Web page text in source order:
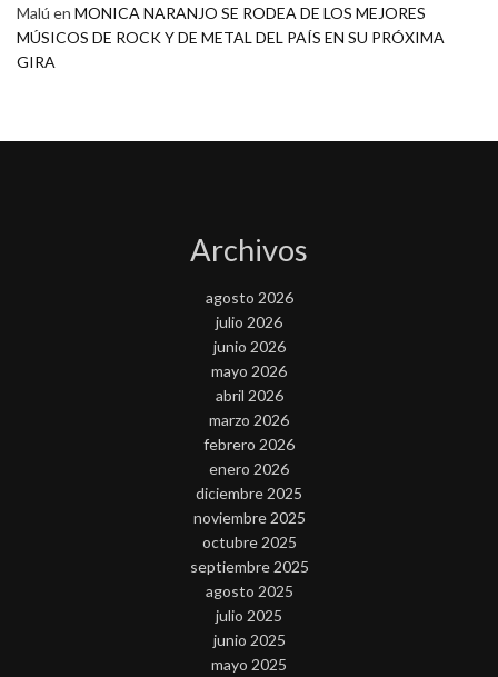
Malú en MONICA NARANJO SE RODEA DE LOS MEJORES
MÚSICOS DE ROCK Y DE METAL DEL PAÍS EN SU PRÓXIMA
GIRA
Archivos
agosto 2026
julio 2026
junio 2026
mayo 2026
abril 2026
marzo 2026
febrero 2026
enero 2026
diciembre 2025
noviembre 2025
octubre 2025
septiembre 2025
agosto 2025
julio 2025
junio 2025
mayo 2025